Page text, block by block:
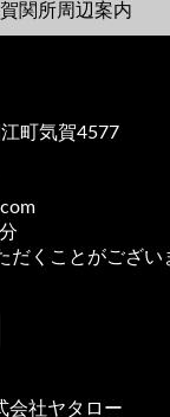
関所周辺案内
町気賀4577
くことがござい
社ヤタロー